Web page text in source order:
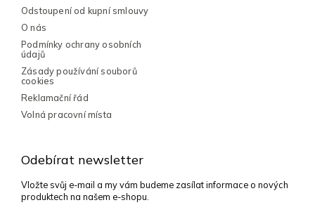
Odebírat newsletter
Vložte svůj e-mail a my vám budeme zasílat informace o nových
produktech na našem e-shopu.
Odstoupení od kupní smlouvy
O nás
Podmínky ochrany osobních
údajů
Zásady používání souborů
cookies
Reklamační řád
Volná pracovní místa